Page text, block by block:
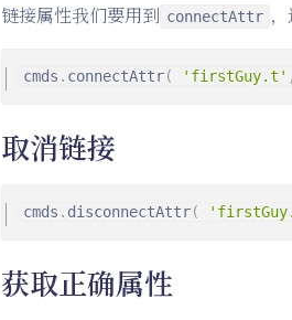
链接属性我们要用到 connectAttr
cmds . connectAttr( 'firstGuy.t' ,
取消链接
cmds . disconnectAttr(
获取正确属性